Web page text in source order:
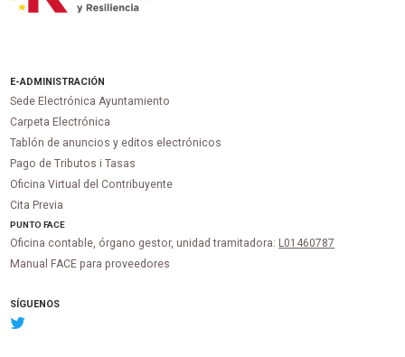
E-ADMINISTRACIÓN
Sede Electrónica Ayuntamiento
Carpeta Electrónica
Tablón de anuncios y editos electrónicos
Pago de Tributos i Tasas
Oficina Virtual del Contribuyente
Cita Previa
PUNTOFACE
Oficina contable, órgano gestor, unidad tramitadora: L01460787
Manual FACE para proveedores
SÍGUENOS